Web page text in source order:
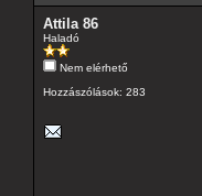
Attila 86
Haladó
Nem elérhető
Hozzászólások: 283